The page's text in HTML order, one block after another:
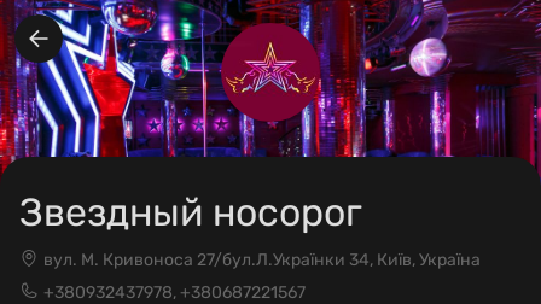
Звездный носорог
вул. М. Кривоноса 27/бул.Л.Українки 34, Київ, Україна
+380932437978, +380687221567